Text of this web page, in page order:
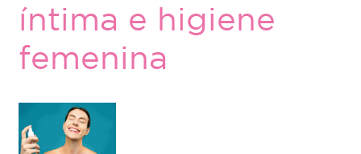
íntima e higiene
femenina